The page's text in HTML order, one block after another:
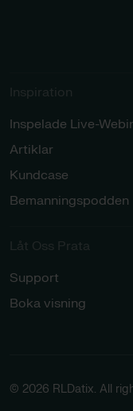
Inspiration​
Inspelade Live-
Artiklar
Kundcase
Bemanningspodden
Låt Oss Prata​
Support
Boka visning
© 2026 RLDatix. All